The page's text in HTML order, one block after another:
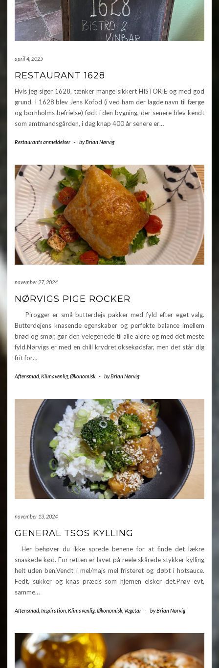
april 4, 2025
RESTAURANT 1628
Hvis jeg siger 1628, tænker mange sikkert HISTORIE og med god
grund. I 1628 blev Jens Kofod (i ved ham der lagde navn til færge
og bornholms befrielse) født i den bygning, der senere blev kendt
som amtmandsgården, i dag knap 400 år senere er…
Restaurants anmeldelser - byBrian Nørvig
november 27, 2024
NØRVIGS PIGE ROCKER
Pirogger er små butterdejs pakker med fyld efter eget valg.
Butterdejens knasende egenskaber og perfekte balance imellem
brød og smør, gør den velegenede til alle aldre og med det meste
fyld.Nørvigs er med en chili krydret oksekødsfar, men det står dig
frit for…
Aftensmad Klimavenlig, Økonomisk - byBrian Nørvig
november 13, 2024
GENERAL TSOS KYLLING
Her behøver du ikke sprede benene for at finde det lækre
snaskede kød. For retten er lavet på reele skårede stykker kylling
helt uden ben.Vendt i mel/majs mel fristeret og døbt i hotsauce.
Fedt, sukker og knas præcis som hjernen elsker det.Prøv evt,
samme…
Aftensmad Inspiration Klimavenlig, Økonomisk Vegetar - byBrian Nørvig